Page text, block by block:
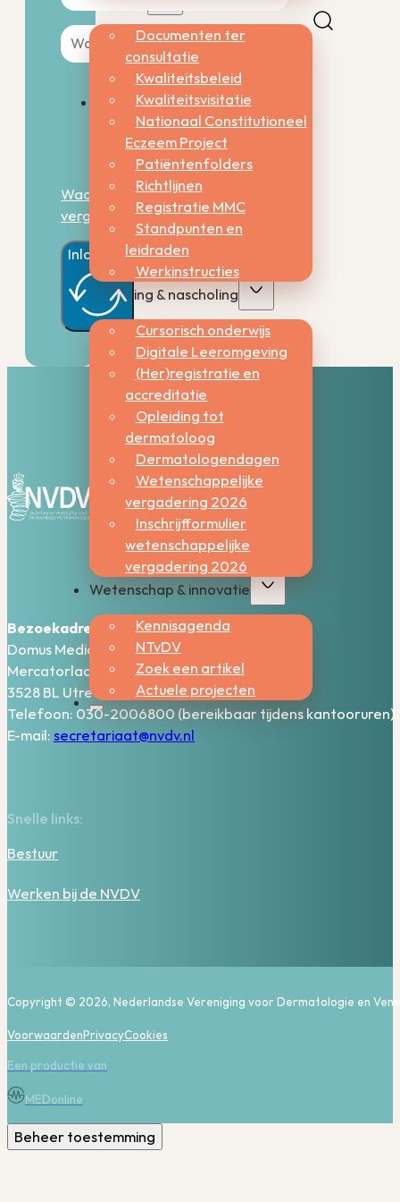
Documenten ter
consultatie
Kwaliteitsbeleid
Kwaliteitsvisitatie
Nationaal Constitutioneel
Eczeem Project
Patiëntenfolders
Richtlijnen
Registratie MMC
Standpunten en
leidraden
Werkinstructies
Opleiding & nascholing
Cursorisch onderwijs
Digitale Leeromgeving
(Her)registratie en
accreditatie
Opleiding tot
dermatoloog
Dermatologendagen
Wetenschappelijke
vergadering 2026
Inschrijfformulier
wetenschappelijke
vergadering 2026
Wetenschap & innovatie
Kennisagenda
NTvDV
Zoek een artikel
Actuele projecten
Onthoud
Wachtwoord
vergeten?
Inloggen
Bezoekadres:
Domus Medica – 5e verdieping
Mercatorlaan 1200
3528 BL Utrecht
Telefoon: 030-2006800 (bereikbaar tijdens kantooruren)
E-mail: secretariaat@nvdv.nl
Snelle links:
Bestuur
Werken bij de NVDV
Copyright © 2026, Nederlandse Vereniging voor Dermatologie en
VoorwaardenPrivacyCookies
Een productie van
MEDonline
Beheer toestemming